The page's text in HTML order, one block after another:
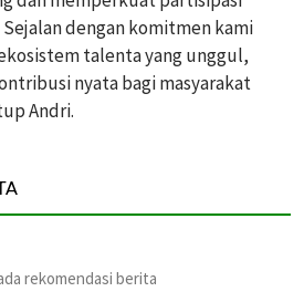
dengan komitmen kami
talenta yang unggul,
nyata bagi masyarakat
Andri.
rekomendasi berita